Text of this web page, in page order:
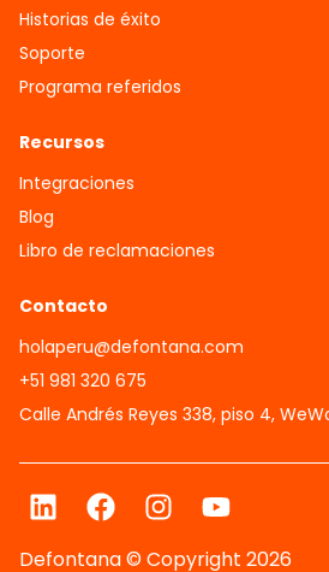
Historias de éxito
Soporte
Programa referidos
Recursos
Integraciones
Blog
Libro de reclamaciones
Contacto
holaperu@defontana.com
+51 981 320 675
Calle Andrés Reyes 338, piso 4,
Defontana © Copyright 2026